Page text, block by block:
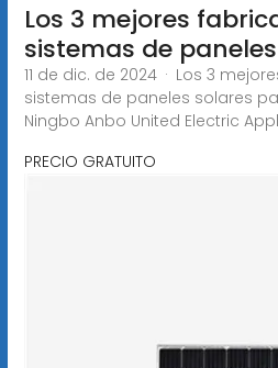
Los 3 mejores
sistemas de
11 de dic. de 2024 · Los 3
sistemas de paneles solares
Ningbo Anbo United Electric
PRECIO GRATUITO